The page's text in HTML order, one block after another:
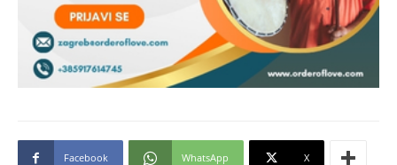
Facebook WhatsApp X